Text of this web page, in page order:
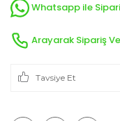
Whatsapp ile
Arayarak Sipariş
Tavsiye Et